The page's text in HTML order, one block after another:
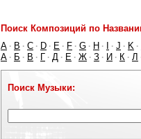
Поиск Композиций по
A · B · C · D · E · F · G · H · · J · K ·
А · Б · В · Г · Д · Е · Ж · З · И · К · Л
Поиск Музыки: